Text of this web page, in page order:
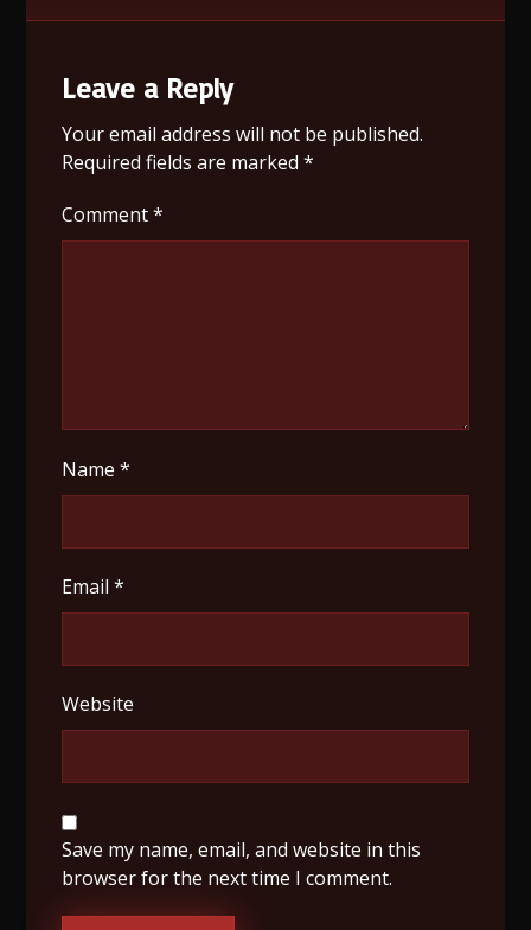
Leave a Reply
Your email address will not be published.
Required fields are marked*
Comment*
Name*
Email*
Website
Save my name, email, and website in this
browser for the next time I comment.